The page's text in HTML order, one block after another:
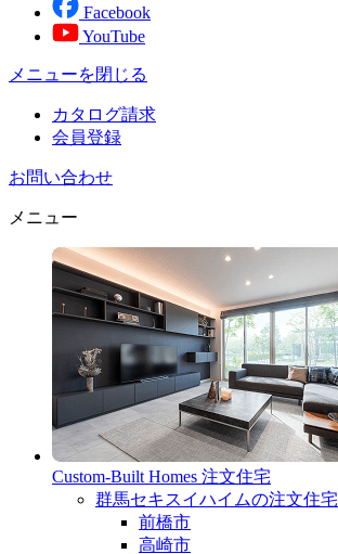
Facebook
YouTube
メニューを閉じる
カタログ請求
会員登録
お問い合わせ
メニュー
Custom-Built Homes 注文住宅
群馬セキスイハイムの注文住宅
前橋市
高崎市